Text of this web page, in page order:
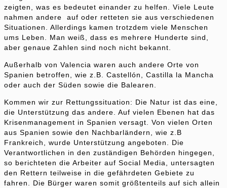
zeigten, was es bedeutet einander zu helfen. Viele Leute
nahmen andere auf oder retteten sie aus verschiedenen
Situationen. Allerdings kamen trotzdem viele Menschen
ums Leben. Man weiß, dass es mehrere Hunderte sind,
aber genaue Zahlen sind noch nicht bekannt.
Außerhalb von Valencia waren auch andere Orte von
Spanien betroffen, wie z.B. Castellón, Castilla la Mancha
oder auch der Süden sowie die Balearen.
Kommen wir zur Rettungssituation: Die Natur ist das eine,
die Unterstützung das andere. Auf vielen Ebenen hat das
Krisenmanagement in Spanien versagt. Von vielen Orten
aus Spanien sowie den Nachbarländern, wie z.B
Frankreich, wurde Unterstützung angeboten. Die
Verantwortlichen in den zuständigen Behörden hingegen,
so berichteten die Arbeiter auf Social Media, untersagten
den Rettern teilweise in die gefährdeten Gebiete zu
fahren. Die Bürger waren somit größtenteils auf sich allein